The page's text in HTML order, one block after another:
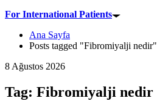
For International Patients
Ana Sayfa
Posts tagged "Fibromiyalji nedir"
8 Ağustos 2026
Tag: Fibromiyalji nedir